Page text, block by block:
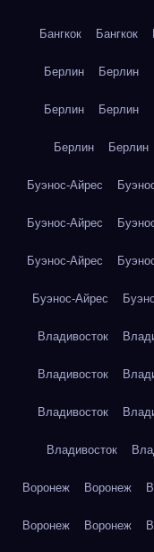
Бангкок Бангкок
Берлин Берлин
Берлин Берлин
Берлин Берлин
Буэнос-Айрес
Буэнос-Айрес
Буэнос-Айрес
Буэнос-Айрес
Владивосток
Владивосток
Владивосток
Владивосток
Воронеж Воронеж
Воронеж Воронеж